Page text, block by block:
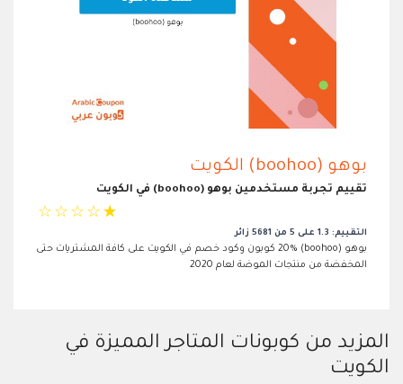
بوهو (boohoo) الكويت
تقييم تجربة مستخدمين بوهو (boohoo) في الكويت
☆ ☆ ☆ ☆ ☆
التقييم: 1.3 على 5 من 5681 زائر
بوهو (boohoo) 20% كوبون وكود خصم في الكويت على كافة المشتريات حتى
المخفضة من منتجات الموضة لعام 2020
المزيد من كوبونات المتاجر المميزة في
الكويت